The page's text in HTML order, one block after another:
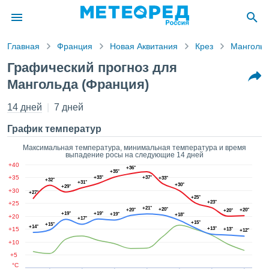
Вы можете
к этому
файлы
доступ
Главная Франция Новая Аквитания Крез Мангольд
Графический прогноз для
Мангольда (Франция)
14 дней 7 дней
График температур
Максимальная температура, минимальная температура и время
выпадение росы на следующие 14 дней
+5
+10
+15
+20
+25
+30
+35
+40
°C
+27°
+32°
+29°
+31°
+33°
+35°
+36°
+37°
+33°
+30°
+25°
+23°
+20°
+20°
+14° +15°
+19°
+17°
+19° +19°
+20° +21°
+20°
+18°
+15°
+13°
+13° +12°